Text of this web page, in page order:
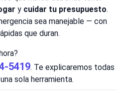
y cuidar tu presupuesto.
sea manejable — con
que duran.
5419. Te explicaremos todas
sola herramienta.